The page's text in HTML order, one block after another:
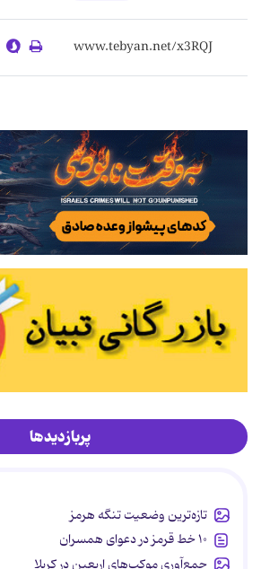
پربازدیدها
تازه‌ترین وضعیت تنگه هرمز
۱۰ خط قرمز در دعوای همسران
جمع‌آوری موکب‌های اربعین در کربلا